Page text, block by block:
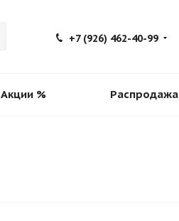
+7 (926) 462-40-99
Акции % Распродажа